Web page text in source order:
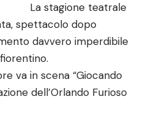
La stagione teatrale
spettacolo dopo
davvero imperdibile
va in scena “Giocando
dell’Orlando Furioso